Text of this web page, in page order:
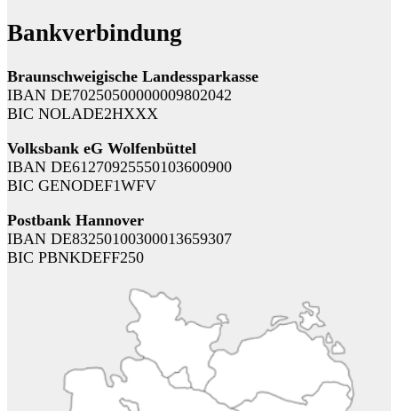
Bankverbindung
Braunschweigische Landessparkasse
IBAN DE70250500000009802042
BIC NOLADE2HXXX
Volksbank eG Wolfenbüttel
IBAN DE61270925550103600900
BIC GENODEF1WFV
Postbank Hannover
IBAN DE83250100300013659307
BIC PBNKDEFF250